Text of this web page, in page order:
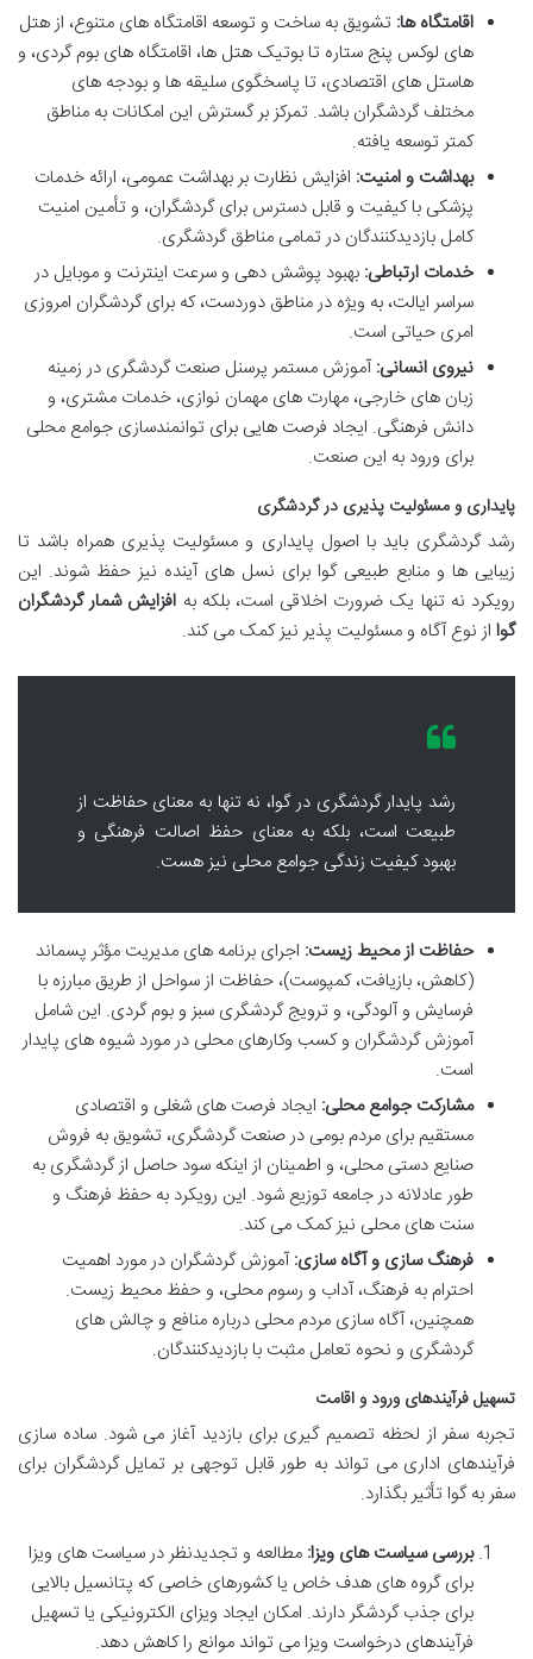
اقامتگاه ها: تشویق به ساخت و توسعه اقامتگاه های متنوع، از هتل
های لوکس پنج ستاره تا بوتیک هتل ها، اقامتگاه های بوم گردی، و
هاستل های اقتصادی، تا پاسخگوی سلیقه ها و بودجه های
مختلف گردشگران باشد. تمرکز بر گسترش این امکانات به مناطق
کمتر توسعه یافته.
بهداشت و امنیت: افزایش نظارت بر بهداشت عمومی، ارائه خدمات
پزشکی با کیفیت و قابل دسترس برای گردشگران، و تأمین امنیت
کامل بازدیدکنندگان در تمامی مناطق گردشگری.
خدمات ارتباطی: بهبود پوشش دهی و سرعت اینترنت و موبایل در
سراسر ایالت، به ویژه در مناطق دوردست، که برای گردشگران امروزی
امری حیاتی است.
نیروی انسانی:آموزش مستمر پرسنل صنعت گردشگری در زمینه
زبان های خارجی، مهارت های مهمان نوازی، خدمات مشتری، و
دانش فرهنگی. ایجاد فرصت هایی برای توانمندسازی جوامع محلی
برای ورود به این صنعت.
پایداری و مسئولیت پذیری در گردشگری
رشد گردشگری باید با اصول پایداری و مسئولیت پذیری همراه باشد تا
زیبایی ها و منابع طبیعی گوا برای نسل های آینده نیز حفظ شوند. این
رویکرد نه تنها یک ضرورت اخلاقی است، بلکه به افزایش شمار گردشگران
گوا از نوع آگاه و مسئولیت پذیر نیز کمک می کند.
رشد پایدار گردشگری در گوا، نه تنها به معنای حفاظت از
طبیعت است، بلکه به معنای حفظ اصالت فرهنگی و
بهبود کیفیت زندگی جوامع محلی نیز هست.
حفاظت از محیط زیست: اجرای برنامه های مدیریت مؤثر پسماند
(کاهش، بازیافت، کمپوست)، حفاظت از سواحل از طریق مبارزه با
فرسایش و آلودگی، و ترویج گردشگری سبز و بوم گردی. این شامل
آموزش گردشگران و کسب وکارهای محلی در مورد شیوه های پایدار
است.
مشارکت جوامع محلی: ایجاد فرصت های شغلی و اقتصادی
مستقیم برای مردم بومی در صنعت گردشگری، تشویق به فروش
صنایع دستی محلی، و اطمینان از اینکه سود حاصل از گردشگری به
طور عادلانه در جامعه توزیع شود. این رویکرد به حفظ فرهنگ و
سنت های محلی نیز کمک می کند.
فرهنگ سازی و آگاه سازی:آموزش گردشگران در مورد اهمیت
احترام به فرهنگ، آداب و رسوم محلی، و حفظ محیط زیست.
همچنین، آگاه سازی مردم محلی درباره منافع و چالش های
گردشگری و نحوه تعامل مثبت با بازدیدکنندگان.
تسهیل فرآیندهای ورود و اقامت
تجربه سفر از لحظه تصمیم گیری برای بازدید آغاز می شود. ساده سازی
فرآیندهای اداری می تواند به طور قابل توجهی بر تمایل گردشگران برای
سفر به گوا تأثیر بگذارد.
بررسی سیاست های ویزا: مطالعه و تجدیدنظر در سیاست های ویزا
برای گروه های هدف خاص یا کشورهای خاصی که پتانسیل بالایی
برای جذب گردشگر دارند. امکان ایجاد ویزای الکترونیکی یا تسهیل
فرآیندهای درخواست ویزا می تواند موانع را کاهش دهد.